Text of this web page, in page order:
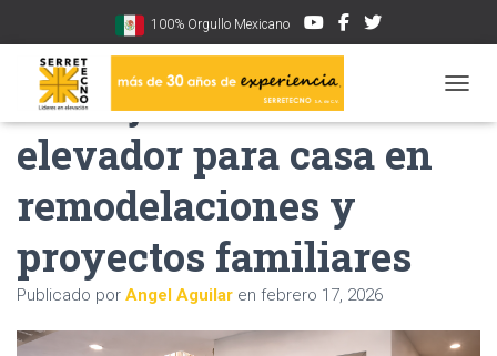
100% Orgullo Mexicano
Ventajas de sumar un
elevador para casa en
remodelaciones y
proyectos familiares
Publicado por Angel Aguilar en febrero 17, 2026